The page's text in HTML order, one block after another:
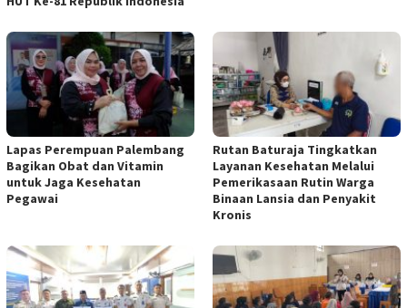
Lapas Perempuan Palembang
Bagikan Obat dan Vitamin
untuk Jaga Kesehatan
Pegawai
Rutan Baturaja Tingkatkan
Layanan Kesehatan Melalui
Pemerikasaan Rutin Warga
Binaan Lansia dan Penyakit
Kronis